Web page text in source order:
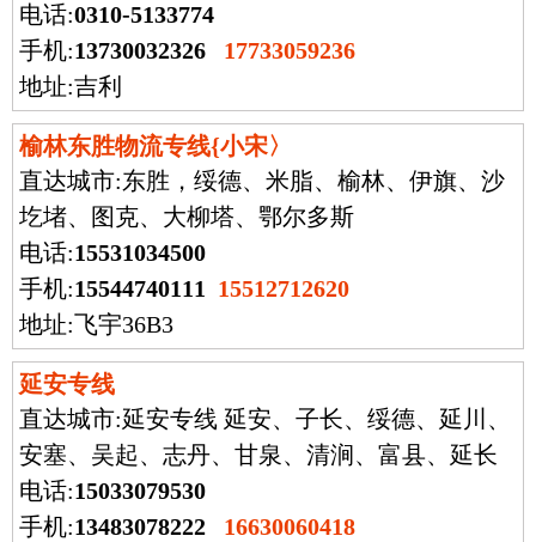
电话:0310-5133774
手机:13730032326
17733059236
地址:吉利
榆林东胜物流专线{小宋〉
直达城市:东胜，绥德、米脂、榆林、伊旗、沙
圪堵、图克、大柳塔、鄂尔多斯
电话:15531034500
手机:15544740111
15512712620
地址:飞宇36B3
延安专线
直达城市:延安专线 延安、子长、绥德、延川、
安塞、吴起、志丹、甘泉、清涧、富县、延长
电话:15033079530
手机:13483078222
16630060418